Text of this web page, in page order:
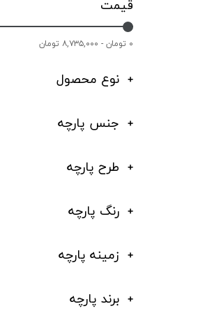
قیمت
۰ تومان - ۸,۷۳۵,۰۰۰ تومان
برند پارچه
رنگ پارچه
جنس پارچه
طرح پارچه
زمینه پارچه
نوع محصول